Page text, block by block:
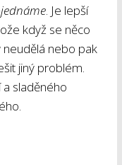
. Je lepší
když se něco
neudělá nebo pak
jiný problém.
sladěného